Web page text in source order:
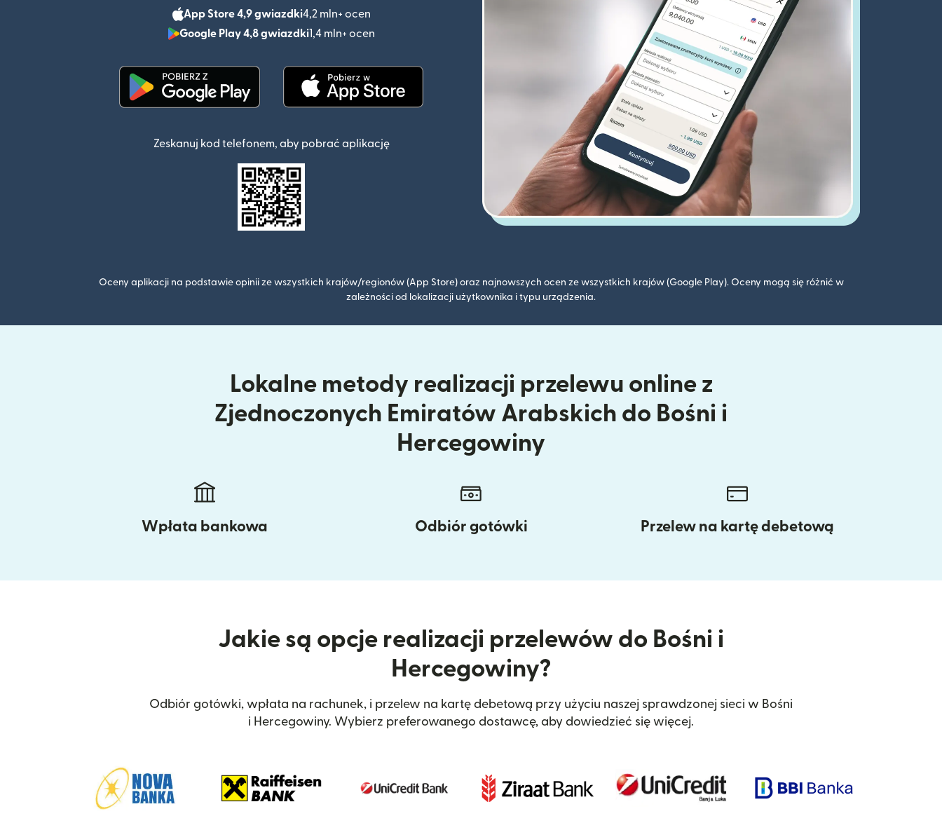
App Store 4,9 gwiazdki4,2 mln+ ocen
(otwiera się w nowym oknie)
Google Play 4,8 gwiazdki1,4 mln+ ocen
(otwiera się w nowym oknie)
Zeskanuj kod telefonem, aby pobrać aplikację
Oceny aplikacji na podstawie opinii ze wszystkich krajów/regionów (App Store) oraz najnowszych ocen ze wszystkich krajów (Google Play). Oceny mogą się różnić w
zależności od lokalizacji użytkownika i typu urządzenia.
Lokalne metody realizacji przelewu online z
Zjednoczonych Emiratów Arabskich do Bośni i
Hercegowiny
Wpłata bankowa Odbiór gotówki Przelew na kartę debetową
Jakie są opcje realizacji przelewów do Bośni i
Hercegowiny?
Odbiór gotówki, wpłata na rachunek, i przelew na kartę debetową przy użyciu naszej sprawdzonej sieci w Bośni
i Hercegowiny. Wybierz preferowanego dostawcę, aby dowiedzieć się więcej.